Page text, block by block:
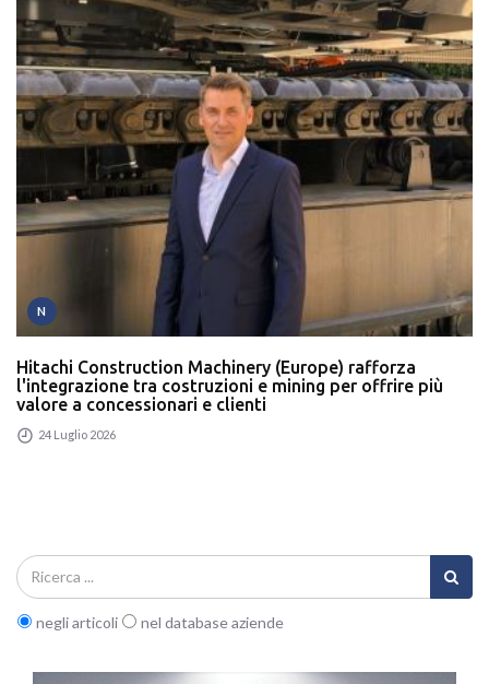
N
Hitachi Construction Machinery (Europe) rafforza
l'integrazione tra costruzioni e mining per offrire più
valore a concessionari e clienti
24 Luglio 2026
negli articoli nel database aziende